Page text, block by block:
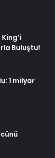
Buluştu!
1 milyar